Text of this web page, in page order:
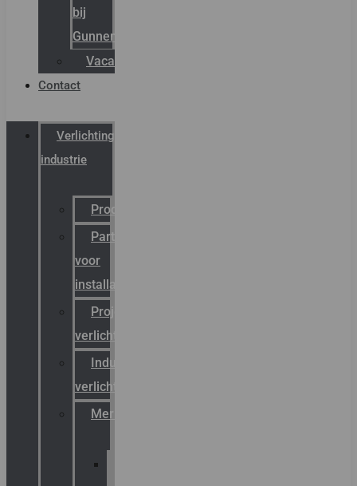
bij
Gunneman
Vacatures
Contact
Verlichting
industrie
Productcatalogus
Partner
voor
installateurs
Projectreferenties
verlichting
Industriële
verlichting
Merken